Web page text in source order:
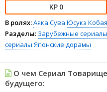
0
В ролях:Аяка Сува Юсукэ
Разделы: Зарубежные сериалы
сериалы Японские дорамы
О чем Сериал
будущего: